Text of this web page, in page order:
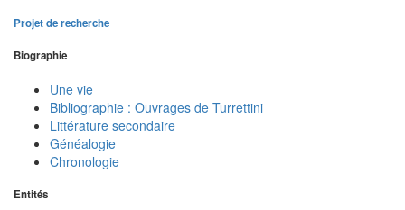
Projet de recherche
Biographie
Une vie
Bibliographie : Ouvrages de Turrettini
Littérature secondaire
Généalogie
Chronologie
Entités